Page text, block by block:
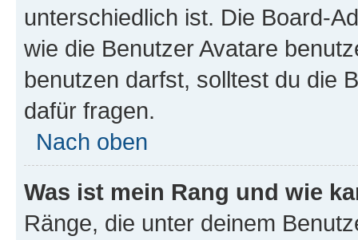
unterschiedlich ist. Die Board-
wie die Benutzer Avatare
benutzen darfst, solltest du die
dafür fragen.
Nach oben
Was ist mein Rang und wie
Ränge, die unter deinem